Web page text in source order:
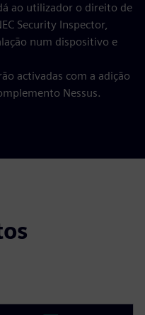
ao utilizador o direito de
Security Inspector,
num dispositivo e
activadas com a adição
Nessus.